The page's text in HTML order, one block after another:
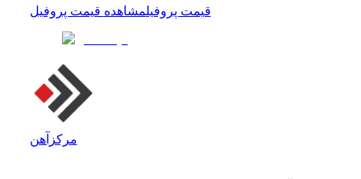
قیمت پروفیلمشاهده قیمت پروفیل
مرکزآهن